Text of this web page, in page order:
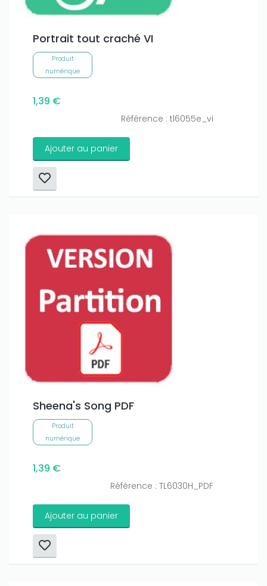
Portrait tout craché VI
Produit
numérique
1,39 €
Référence : tl6055e_vi
Ajouter au panier
Sheena's Song PDF
Produit
numérique
1,39 €
Référence : TL6030H_PDF
Ajouter au panier